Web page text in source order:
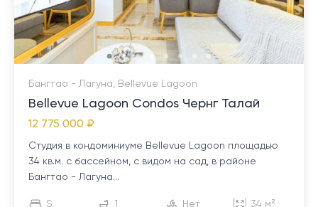
Бангтао - Лагуна, Bellevue Lagoon
Bellevue Lagoon Condos Чернг Талай
12 775 000 ₽
Студия в кондоминиуме Bellevue Lagoon площадью
34 кв.м. с бассейном, с видом на сад, в районе
Бангтао - Лагуна...
S 1 Нет 34 м²